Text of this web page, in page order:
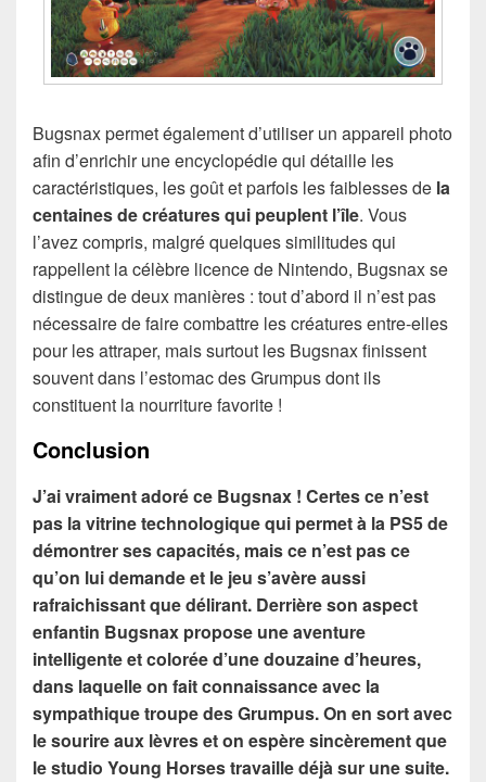
Bugsnax permet également d’utiliser un appareil photo
afin d’enrichir une encyclopédie qui détaille les
caractéristiques, les goût et parfois les faiblesses de la
centaines de créatures qui peuplent l’île. Vous
l’avez compris, malgré quelques similitudes qui
rappellent la célèbre licence de Nintendo, Bugsnax se
distingue de deux manières : tout d’abord il n’est pas
nécessaire de faire combattre les créatures entre-elles
pour les attraper, mais surtout les Bugsnax finissent
souvent dans l’estomac des Grumpus dont ils
constituent la nourriture favorite !
Conclusion
J’ai vraiment adoré ce Bugsnax ! Certes ce n’est
pas la vitrine technologique qui permet à la PS5 de
démontrer ses capacités, mais ce n’est pas ce
qu’on lui demande et le jeu s’avèreaussi
rafraichissant que délirant. Derrière son aspect
enfantin Bugsnax propose une aventure
intelligente et colorée d’une douzaine d’heures,
dans laquelle on fait connaissance avec la
sympathique troupe des Grumpus. On en sort avec
le sourire aux lèvres et on espère sincèrement que
le studio Young Horses travaille déjà sur une suite.